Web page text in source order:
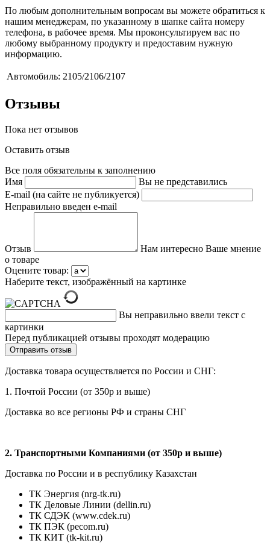
По любым дополнительным вопросам вы можете обратиться к
нашим менеджерам, по указанному в шапке сайта номеру
телефона, в рабочее время. Мы проконсультируем вас по
любому выбранному продукту и предоставим нужную
информацию.
Автомобиль: 2105/2106/2107
Отзывы
Пока нет отзывов
Оставить отзыв
Все поля обязательны к заполнению
Имя
Вы не представились
E-mail (на сайте не публикуется)
Неправильно введен e-mail
Отзыв
Нам интересно Ваше мнение
о товаре
Оцените товар:
Наберите текст, изображённый на картинке
Вы неправильно ввели текст с
картинки
Перед публикацией отзывы проходят модерацию
Доставка товара осуществляется по России и СНГ:
1. Почтой России (от 350р и выше)
Доставка во все регионы РФ и страны СНГ
2. Транспортными Компаниями (от 350р и выше)
Доставка по России и в республику Казахстан
ТК Энергия (nrg-tk.ru)
ТК Деловые Линии (dellin.ru)
ТК СДЭК (www.cdek.ru)
ТК ПЭК (pecom.ru)
ТК КИТ (tk-kit.ru)